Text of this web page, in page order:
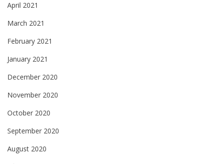
April 2021
March 2021
February 2021
January 2021
December 2020
November 2020
October 2020
September 2020
August 2020